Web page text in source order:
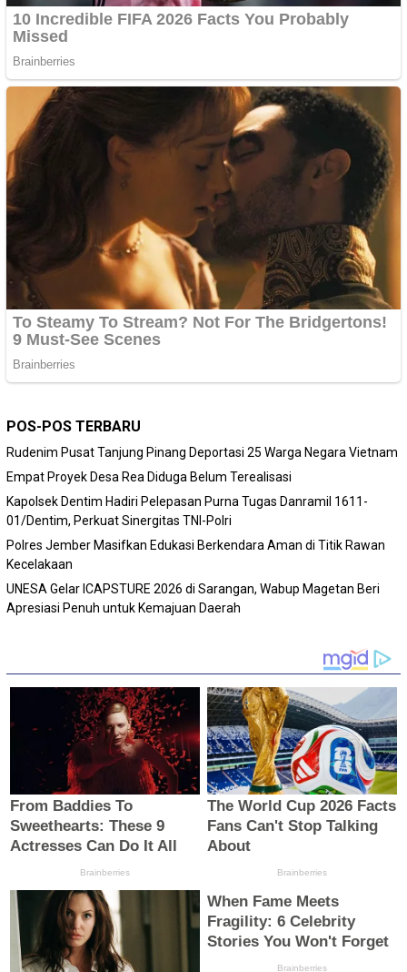
POS-POS TERBARU
Rudenim Pusat Tanjung Pinang Deportasi 25 Warga Negara Vietnam
Empat Proyek Desa Rea Diduga Belum Terealisasi
Kapolsek Dentim Hadiri Pelepasan Purna Tugas Danramil 1611-
01/Dentim, Perkuat Sinergitas TNI-Polri
Polres Jember Masifkan Edukasi Berkendara Aman di Titik Rawan
Kecelakaan
‎UNESA Gelar ICAPSTURE 2026 di Sarangan, Wabup Magetan Beri
Apresiasi Penuh untuk Kemajuan Daerah